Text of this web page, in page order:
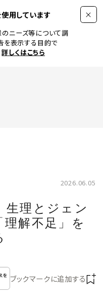
用しています
ニーズ等について調
を表示する目的で
詳しくはこちら
2026.06.05
生理とジェン
解不足」を
ブックマークに追加する